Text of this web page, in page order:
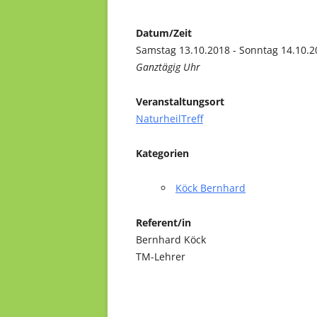
Datum/Zeit
Samstag 13.10.2018 - Sonntag
Ganztägig Uhr
Veranstaltungsort
NaturheilTreff
Kategorien
Köck Bernhard
Referent/in
Bernhard Köck
TM-Lehrer